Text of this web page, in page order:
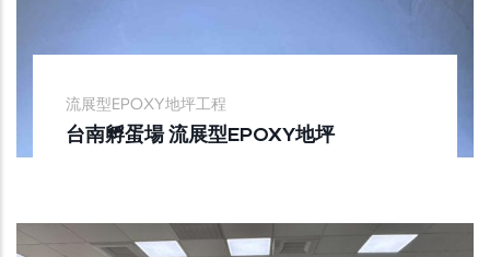
流展型EPOXY地坪工程
台南孵蛋場 流展型EPOXY地坪